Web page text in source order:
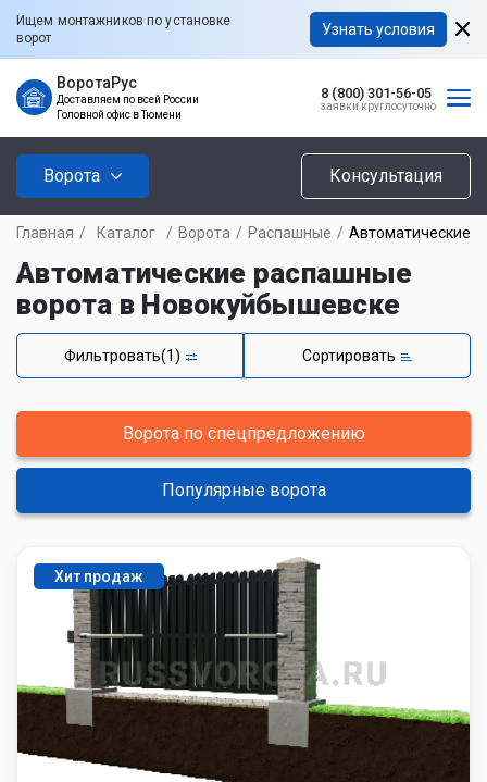
Ищем монтажников по установке
ворот
Узнать условия
ВоротаРус
Доставляем по всей России
Головной офис в Тюмени
8 (800) 301-56-05
заявки круглосуточно
Ворота Консультация
Главная / Каталог / Ворота / Распашные / Автоматические
Автоматические распашные
ворота в Новокуйбышевске
Фильтровать(1) Сортировать
Ворота по спецпредложению
Популярные ворота
Хит продаж